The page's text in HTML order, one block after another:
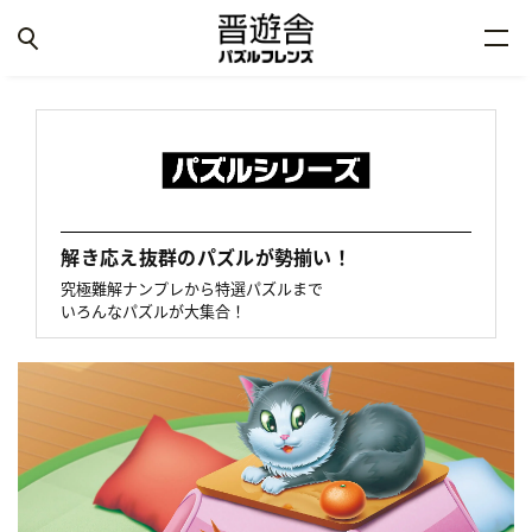
解き応え抜群のパズルが勢揃い！
究極難解ナンプレから特選パズルまで
いろんなパズルが大集合！